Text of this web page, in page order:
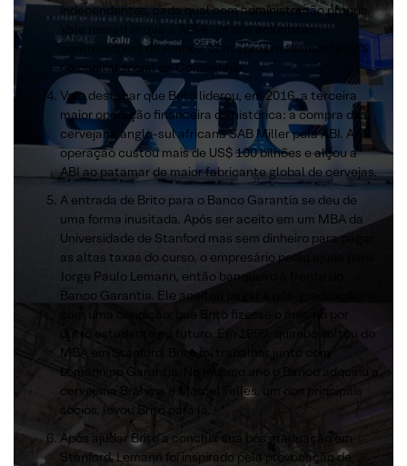
independentes, cada qual com administração própria.
Vale ressaltar que a ABI é um dos acionistas
controladores da Ambev, com aproximadamente 62%
do capital social da Companhia.
Vale destacar que Brito liderou, em 2016, a terceira
maior operação financeira da histórica: a compra da
cervejaria anglo-sul africana SAB Miller pela ABI. A
operação custou mais de US$ 100 bilhões e alçou a
ABI ao patamar de maior fabricante global de cervejas.
A entrada de Brito para o Banco Garantia se deu de
uma forma inusitada. Após ser aceito em um MBA da
Universidade de Stanford mas sem dinheiro para pagar
as altas taxas do curso, o empresário pediu ajuda para
Jorge Paulo Lemann, então banqueiro à frente do
Banco Garantia. Ele aceitou pagar a pós-graduação
com uma condição: que Brito fizesse o mesmo por
outro estudante no futuro. Em 1999, quando voltou do
MBA em Stanford, Brito foi trabalhar junto com
Lemann no Garantia. No mesmo ano o Banco adquiriu a
cervejaria Brahma e Marcel Telles, um dos principais
sócios, levou Brito para lá.
Após ajudar Brito a concluir sua pós graduação em
Stanford, Lemann foi inspirado pela provocação de